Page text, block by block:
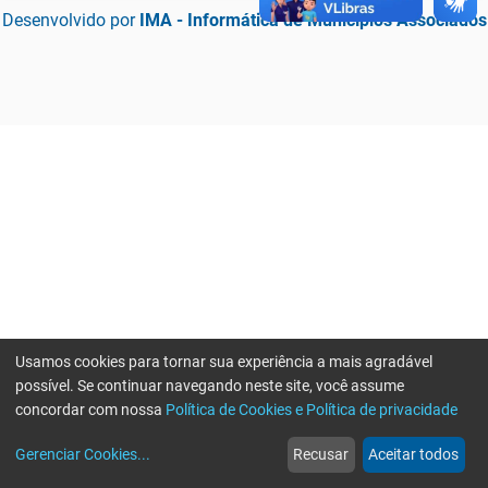
Desenvolvido por IMA - Informática de Municípios Associados
web
Notícias
more_horiz
Mais
Usamos cookies para tornar sua experiência a mais agradável
possível. Se continuar navegando neste site, você assume
concordar com nossa Política de Cookies e Política de privacidade
Gerenciar Cookies... Recusar Aceitar todos
Erro ao enviar informações, por favor tente novamente